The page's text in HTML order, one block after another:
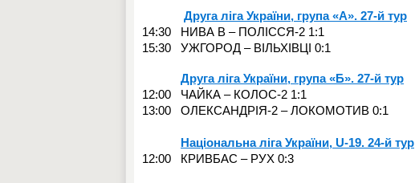
Друга ліга України, група «А». 27-й тур
14:30 НИВА В – ПОЛІССЯ-2 1:1
15:30 УЖГОРОД – ВІЛЬХІВЦІ 0:1
Друга ліга України, група «Б». 27-й тур
12:00 ЧАЙКА – КОЛОС-2 1:1
13:00 ОЛЕКСАНДРІЯ-2 – ЛОКОМОТИВ 0:1
Національна ліга України, U-19. 24-й тур
12:00 КРИВБАС – РУХ 0:3